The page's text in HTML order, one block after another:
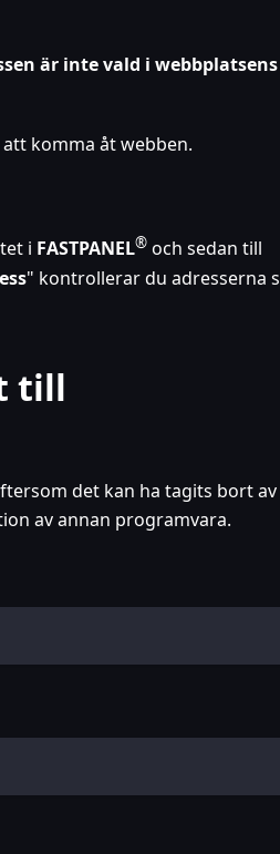
är inte vald i webbplatsens
komma åt webben.
i FASTPANEL® och sedan till
" kontrollerar du adresserna
till
det kan ha tagits bort av
av annan programvara.